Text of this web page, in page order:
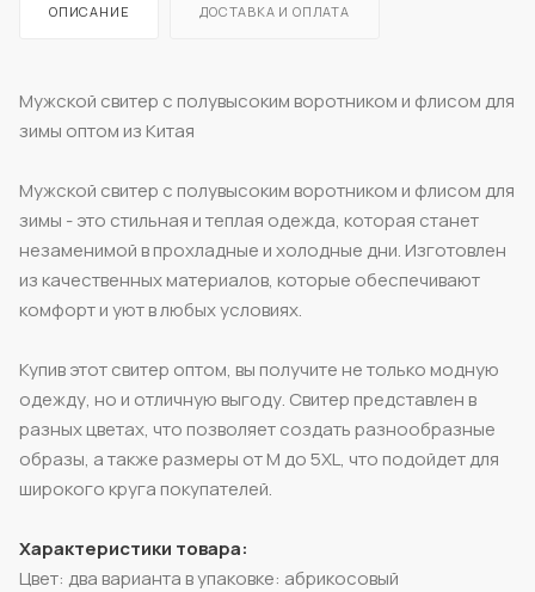
ОПИСАНИЕ ДОСТАВКА И ОПЛАТА
Мужской свитер с полувысоким воротником и флисом для
зимы оптом из Китая
Мужской свитер с полувысоким воротником и флисом для
зимы - это стильная и теплая одежда, которая станет
незаменимой в прохладные и холодные дни. Изготовлен
из качественных материалов, которые обеспечивают
комфорт и уют в любых условиях.
Купив этот свитер оптом, вы получите не только модную
одежду, но и отличную выгоду. Свитер представлен в
разных цветах, что позволяет создать разнообразные
образы, а также размеры от M до 5XL, что подойдет для
широкого круга покупателей.
Характеристики товара:
Цвет: два варианта в упаковке: абрикосовый